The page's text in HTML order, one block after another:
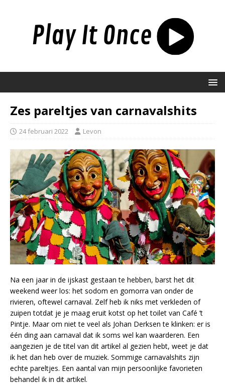
Zes pareltjes van carnavalshits
24 februari 2022 Levon
Na een jaar in de ijskast gestaan te hebben, barst het dit
weekend weer los: het sodom en gomorra van onder de
rivieren, oftewel carnaval. Zelf heb ik niks met verkleden of
zuipen totdat je je maag eruit kotst op het toilet van Café ’t
Pintje. Maar om niet te veel als Johan Derksen te klinken: er is
één ding aan carnaval dat ik soms wel kan waarderen. Een
aangezien je de titel van dit artikel al gezien hebt, weet je dat
ik het dan heb over de muziek. Sommige carnavalshits zijn
echte pareltjes. Een aantal van mijn persoonlijke favorieten
behandel ik in dit artikel.